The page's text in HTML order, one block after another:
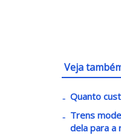
Veja
Quanto
Trens
dela para a